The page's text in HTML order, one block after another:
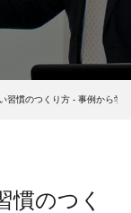
習慣のつくり方 - 事例から学
慣のつく